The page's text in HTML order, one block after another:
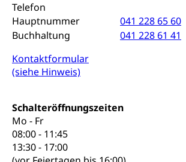
Telefon
Hauptnummer
041 228 65 60
Buchhaltung
041 228 61 41
Kontaktformular
(siehe Hinweis)
Schalteröffnungszeiten
Mo - Fr
08:00 - 11:45
13:30 - 17:00
Verbraucherschutz
Krankenversicherung
Unfallversicherung,
Krankenkasse
Prämienverbilligung (WAS
Obligatorische
Kranken- und
sichere Lebensmittel,
Lebensmittelhygiene, Produktesicherheit
Prävention